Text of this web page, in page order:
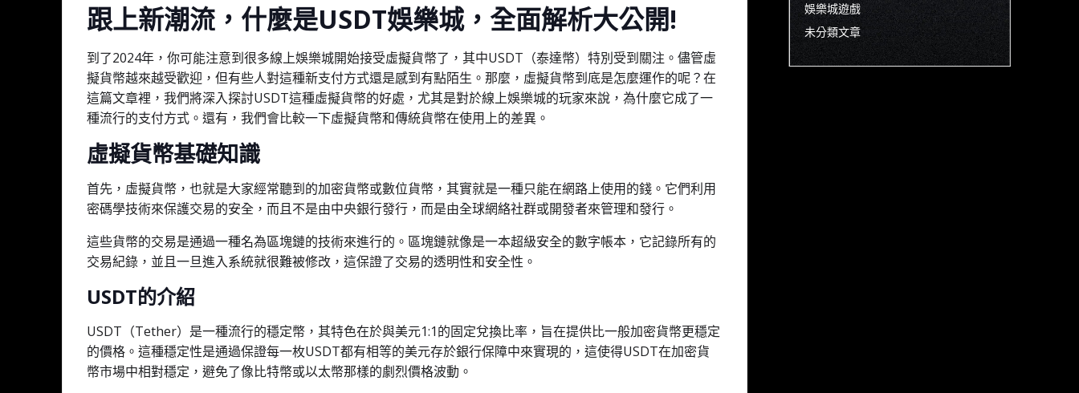
跟上新潮流，什麼是USDT娛樂城，全面解析大公開!
到了2024年，你可能注意到很多線上娛樂城開始接受虛擬貨幣了，其中USDT（泰達幣）特別受到關注。儘管虛
擬貨幣越來越受歡迎，但有些人對這種新支付方式還是感到有點陌生。那麼，虛擬貨幣到底是怎麼運作的呢？在
這篇文章裡，我們將深入探討USDT這種虛擬貨幣的好處，尤其是對於線上娛樂城的玩家來說，為什麼它成了一
種流行的支付方式。還有，我們會比較一下虛擬貨幣和傳統貨幣在使用上的差異。
虛擬貨幣基礎知識
首先，虛擬貨幣，也就是大家經常聽到的加密貨幣或數位貨幣，其實就是一種只能在網路上使用的錢。它們利用
密碼學技術來保護交易的安全，而且不是由中央銀行發行，而是由全球網絡社群或開發者來管理和發行。
這些貨幣的交易是通過一種名為區塊鏈的技術來進行的。區塊鏈就像是一本超級安全的數字帳本，它記錄所有的
交易紀錄，並且一旦進入系統就很難被修改，這保證了交易的透明性和安全性。
USDT的介紹
USDT（Tether）是一種流行的穩定幣，其特色在於與美元1:1的固定兌換比率，旨在提供比一般加密貨幣更穩定
的價格。這種穩定性是通過保證每一枚USDT都有相等的美元存於銀行保障中來實現的，這使得USDT在加密貨
幣市場中相對穩定，避免了像比特幣或以太幣那樣的劇烈價格波動。
娛樂城遊戲
未分類文章